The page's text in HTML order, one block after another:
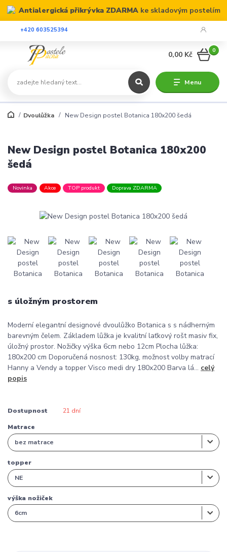
Antialergická přikrývka ZDARMAke skladovým postelím
Menu
+420 603525394
0
0,00 Kč
Dvoulůžka New Design postel Botanica 180x200 šedá
New Design postel Botanica 180x200
šedá
Novinka Akce TOP produkt Doprava ZDARMA
s úložným prostorem
Moderní elegantní designové dvoulůžko Botanica s s nádherným
barevným čelem. Základem lůžka je kvalitní laťkový rošt masiv fix,
úložný prostor. Nožičky výška 6cm nebo 12cm Plocha lůžka:
180x200 cm Doporučená nosnost: 130kg, možnost volby matrací
Hanny a Vendy a topper Visco medi dry 180x200 Barva lá... celý
popis
Dostupnost 21 dní
Matrace
topper
výška nožiček